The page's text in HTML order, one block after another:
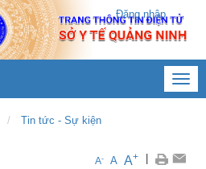
Đăng nhập
Tin tức - Sự kiện
A- A A+